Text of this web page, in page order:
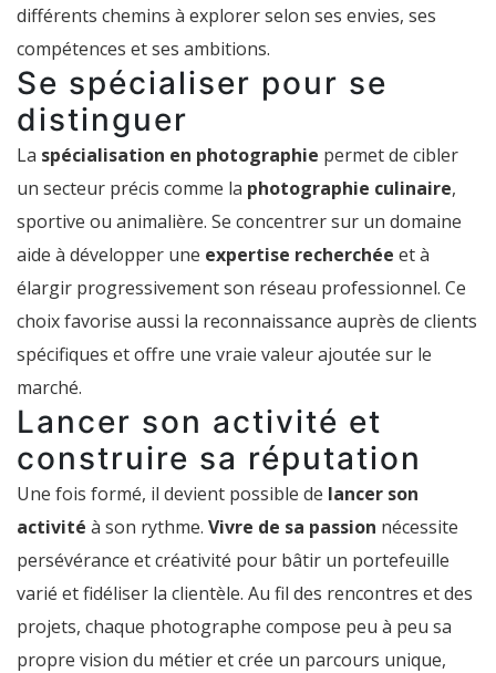
différents chemins à explorer selon ses envies, ses
compétences et ses ambitions.
Se spécialiser pour se
distinguer
La spécialisation en photographie permet de cibler
un secteur précis comme la photographie culinaire,
sportive ou animalière. Se concentrer sur un domaine
aide à développer une expertise recherchée et à
élargir progressivement son réseau professionnel. Ce
choix favorise aussi la reconnaissance auprès de clients
spécifiques et offre une vraie valeur ajoutée sur le
marché.
Lancer son activité et
construire sa réputation
Une fois formé, il devient possible de lancer son
activité à son rythme. Vivre de sa passion nécessite
persévérance et créativité pour bâtir un portefeuille
varié et fidéliser la clientèle. Au fil des rencontres et des
projets, chaque photographe compose peu à peu sa
propre vision du métier et crée un parcours unique,